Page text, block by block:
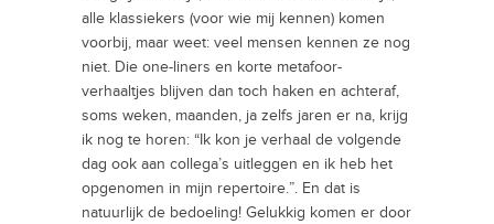
alle klassiekers (voor wie mij kennen) komen
voorbij, maar weet: veel mensen kennen ze nog
niet. Die one-liners en korte metafoor-
verhaaltjes blijven dan toch haken en achteraf,
soms weken, maanden, ja zelfs jaren er na, krijg
ik nog te horen: “Ik kon je verhaal de volgende
dag ook aan collega’s uitleggen en ik heb het
opgenomen in mijn repertoire.”. En dat is
natuurlijk de bedoeling! Gelukkig komen er door